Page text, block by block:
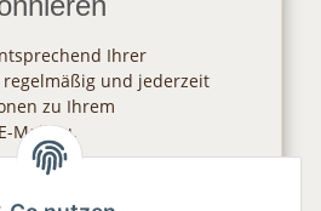
Ihrer
regelmäßig und jederzeit
zu Ihrem
Mail zu.